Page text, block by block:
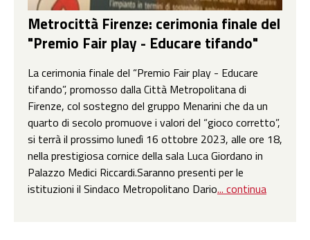
Metrocittà Firenze: cerimonia finale del
"Premio Fair play - Educare tifando"
La cerimonia finale del “Premio Fair play - Educare
tifando”, promosso dalla Città Metropolitana di
Firenze, col sostegno del gruppo Menarini che da un
quarto di secolo promuove i valori del “gioco corretto”,
si terrà il prossimo lunedì 16 ottobre 2023, alle ore 18,
nella prestigiosa cornice della sala Luca Giordano in
Palazzo Medici Riccardi.Saranno presenti per le
istituzioni il Sindaco Metropolitano Dario... continua